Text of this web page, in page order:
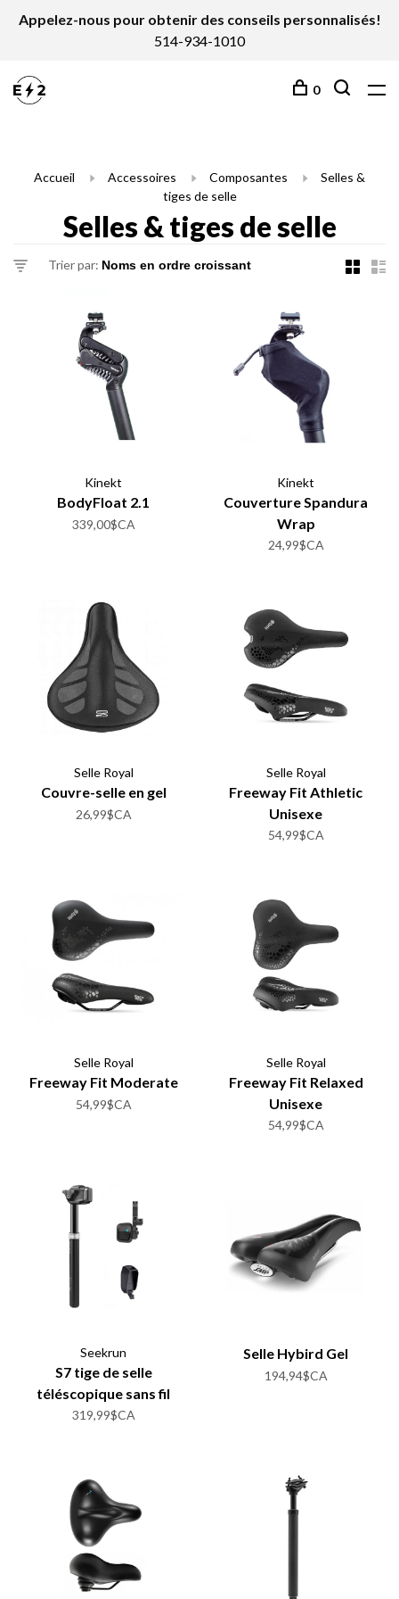
Appelez-nous pour obtenir des conseils personnalisés!
514-934-1010
0
Accueil Accessoires Composantes
Selles &
tiges de selle
Selles & tiges de selle
Trier par:
Kinekt
BodyFloat 2.1
339,00$CA
Kinekt
Couverture Spandura
Wrap
24,99$CA
Selle Royal
Couvre-selle en gel
26,99$CA
Selle Royal
Freeway Fit Athletic
Unisexe
54,99$CA
Selle Royal
Freeway Fit Moderate
54,99$CA
Selle Royal
Freeway Fit Relaxed
Unisexe
54,99$CA
Seekrun
S7 tige de selle
téléscopique sans fil
319,99$CA
Selle Hybird Gel
194,94$CA